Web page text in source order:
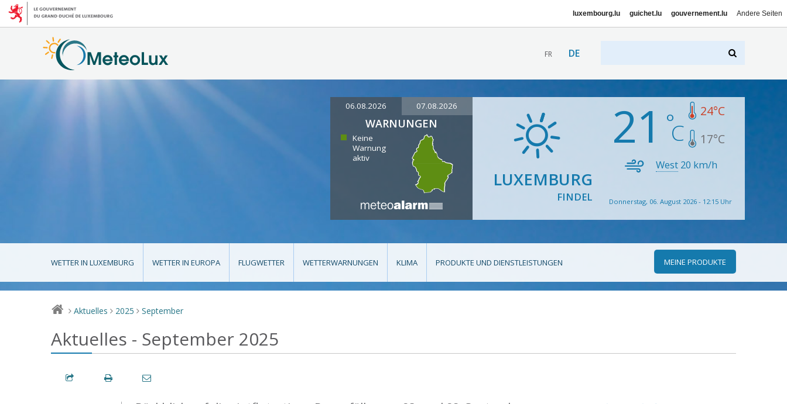
luxembourg.lu guichet.lu gouvernement.lu Andere Seiten
FR DE
06.08.2026 07.08.2026
WARNUNGEN
Keine
Warnung
aktiv
LUXEMBURG
FINDEL
21 24°C
17°C
West 20 km/h
Donnerstag, 06. August 2026 - 12:15 Uhr
WETTER IN LUXEMBURG WETTER IN EUROPA FLUGWETTER WETTERWARNUNGEN KLIMA PRODUKTE UND DIENSTLEISTUNGEN MEINE PRODUKTE
> Aktuelles > 2025 > September
Aktuelles - September 2025